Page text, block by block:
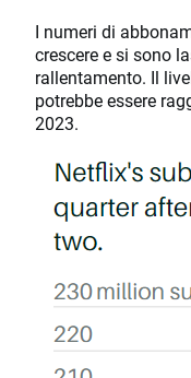
I numeri di
crescere e si sono
rallentamento. Il
potrebbe essere
2023.